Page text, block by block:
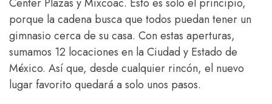
porque la cadena busca que todos puedan tener un
gimnasio cerca de su casa. Con estas aperturas,
sumamos 12 locaciones en la Ciudad y Estado de
México. Así que, desde cualquier rincón, el nuevo
lugar favorito quedará a solo unos pasos.